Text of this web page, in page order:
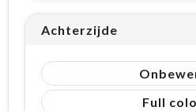
Achterzijde
Full